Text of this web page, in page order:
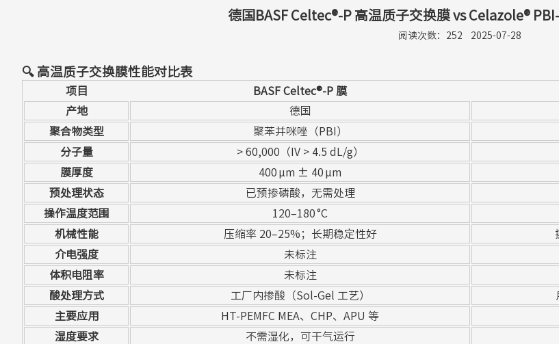
德国BASF Celtec®-P 高温质子交换膜 vs Celazole®
阅读次数： 252 2025-07-28
🔍 高温质子交换膜性能对比表
项目 BASF Celtec®-P 膜
产地
德国
聚合物类型
聚苯并咪唑（PBI）
分子量
> 60,000（IV > 4.5 dL/g）
膜厚度
400 μm ± 40 μm
预处理状态
已预掺磷酸，无需处理
操作温度范围
120–180 °C
机械性能
压缩率 20–25%；长期稳定性好
介电强度
未标注
体积电阻率
未标注
酸处理方式
工厂内掺酸（Sol-Gel 工艺）
主要应用
HT-PEMFC MEA、CHP、APU 等
湿度要求
不需湿化，可干气运行